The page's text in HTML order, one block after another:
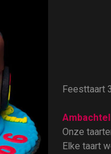
Feesttaart
Onze
Elke taart